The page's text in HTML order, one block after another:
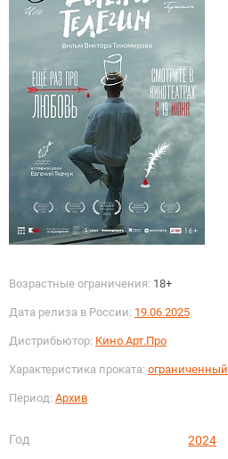
Возрастные ограничения: 18+
Дата релиза в России: 19.06.2025
Дистрибьютор: Кино.Арт.Про
Характеристика проката: ограниченный
Период: Архив
Год
2024